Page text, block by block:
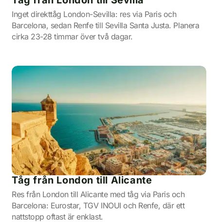
Inget direkttåg London-Sevilla: res via Paris och
Barcelona, sedan Renfe till Sevilla Santa Justa. Planera
cirka 23-28 timmar över två dagar.
Tåg från London till Alicante
Res från London till Alicante med tåg via Paris och
Barcelona: Eurostar, TGV INOUI och Renfe, där ett
nattstopp oftast är enklast.